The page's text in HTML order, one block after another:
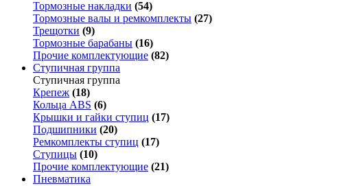
Тормозные накладки (54)
Тормозные валы и ремкомплекты (27)
Трещотки (9)
Тормозные барабаны (16)
Прочие комплектующие (82)
Ступичная группа
Ступичная группа
Крепеж (18)
Кольца ABS (6)
Крышки и гайки ступиц (17)
Подшипники (20)
Ремкомплекты ступиц (17)
Ступицы (10)
Прочие комплектующие (21)
Пневматика